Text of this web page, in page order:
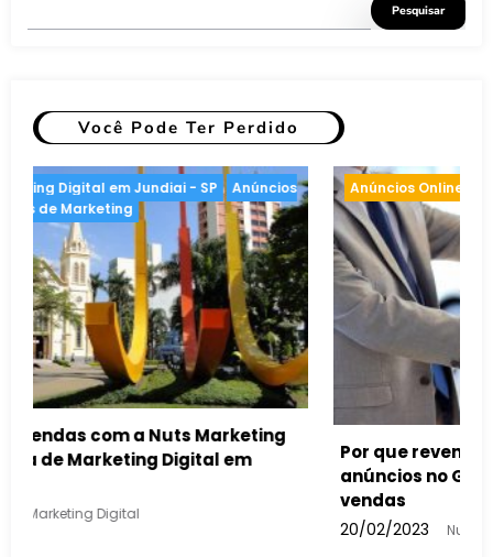
Pesquisar
Você Pode Ter Perdido
Marketing
devem usar
Anúncios Online Inteligência